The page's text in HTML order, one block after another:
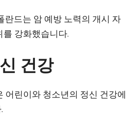
란드는 암 예방 노력의 개시 자
강화했습니다.
건강
어린이와 청소년의 정신 건강에